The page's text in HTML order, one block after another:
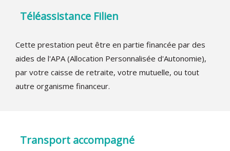
Téléassistance Filien
Cette prestation peut être en partie financée par des
aides de l'APA (Allocation Personnalisée d'Autonomie),
par votre caisse de retraite, votre mutuelle, ou tout
autre organisme financeur.
Transport accompagné